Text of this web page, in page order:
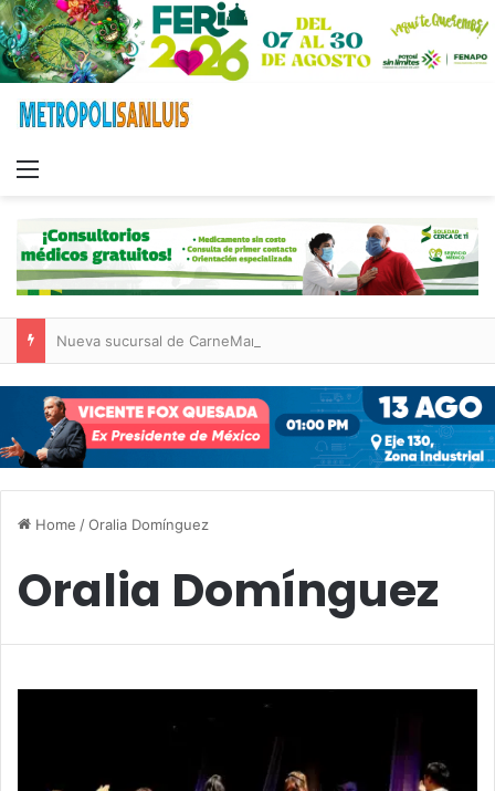
Home /Oralia Domínguez
Oralia Domínguez